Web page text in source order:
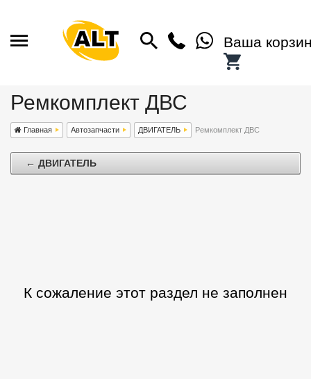
Ваша
Ремкомплект ДВС
Главная Автозапчасти ДВИГАТЕЛЬ Ремкомплект ДВС
← ДВИГАТЕЛЬ
К сожаление этот раздел не заполнен